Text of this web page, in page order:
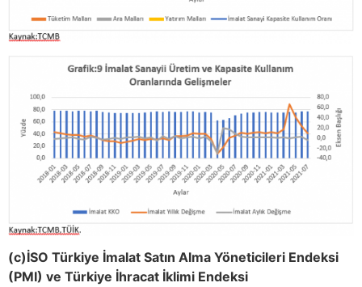
(c)İSO Türkiye İmalat Satın Alma Yöneticileri Endeksi
(PMI) ve Türkiye İhracat İklimi Endeksi